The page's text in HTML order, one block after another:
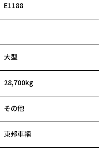
E1188
大型
28,700kg
その他
東邦車輛